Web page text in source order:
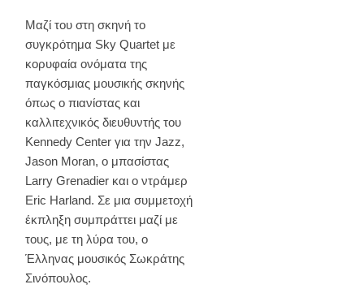
Μαζί του στη σκηνή το
συγκρότημα Sky Quartet με
κορυφαία ονόματα της
παγκόσμιας μουσικής σκηνής
όπως ο πιανίστας και
καλλιτεχνικός διευθυντής του
Kennedy Center για την Jazz,
Jason Moran, ο μπασίστας
Larry Grenadier και ο ντράμερ
Eric Harland. Σε μια συμμετοχή
έκπληξη συμπράττει μαζί με
τους, με τη λύρα του, ο
Έλληνας μουσικός Σωκράτης
Σινόπουλος.